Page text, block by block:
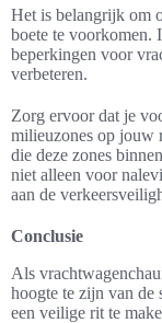
Het is belangrijk om
boete te voorkomen.
beperkingen voor
verbeteren.
Zorg ervoor dat je
milieuzones op jouw
die deze zones
niet alleen voor
aan de
Conclusie
Als
hoogte te zijn van de
een veilige rit te